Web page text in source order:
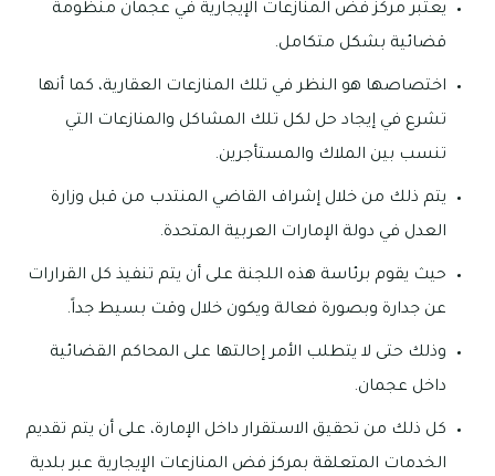
يعتبر مركز فض المنازعات الإيجارية في عجمان منظومة
قضائية بشكل متكامل.
اختصاصها هو النظر في تلك المنازعات العقارية، كما أنها
تشرع في إيجاد حل لكل تلك المشاكل والمنازعات التي
تنسب بين الملاك والمستأجرين.
يتم ذلك من خلال إشراف القاضي المنتدب من قبل وزارة
العدل في دولة الإمارات العربية المتحدة.
حيث يقوم برئاسة هذه اللجنة على أن يتم تنفيذ كل القرارات
عن جدارة وبصورة فعالة ويكون خلال وقت بسيط جداً.
وذلك حتى لا يتطلب الأمر إحالتها على المحاكم القضائية
داخل عجمان.
كل ذلك من تحقيق الاستقرار داخل الإمارة، على أن يتم تقديم
الخدمات المتعلقة بمركز فض المنازعات الإيجارية عبر بلدية